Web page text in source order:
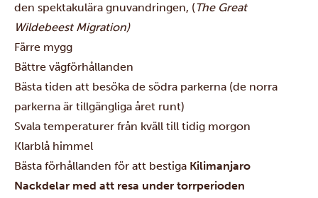
den spektakulära gnuvandringen, (The Great
Wildebeest Migration)
Färre mygg
Bättre vägförhållanden
Bästa tiden att besöka de södra parkerna (de norra
parkerna är tillgängliga året runt)
Svala temperaturer från kväll till tidig morgon
Klarblå himmel
Bästa förhållanden för att bestiga Kilimanjaro
Nackdelar med att resa under torrperioden